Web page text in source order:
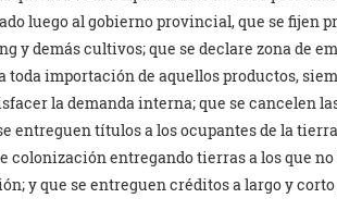
luego al gobierno provincial, que se fijen
y demás cultivos; que se declare zona de
importación de aquellos productos,
la demanda interna; que se cancelen
entreguen títulos a los ocupantes de la
colonización entregando tierras a los que no
y que se entreguen créditos a largo y corto